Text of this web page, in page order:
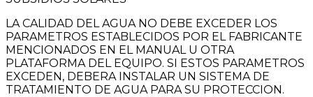
LA CALIDAD DEL AGUA NO DEBE EXCEDER LOS
PARAMETROS ESTABLECIDOS POR EL FABRICANTE
MENCIONADOS EN EL MANUAL U OTRA
PLATAFORMA DEL EQUIPO. SI ESTOS PARAMETROS
EXCEDEN, DEBERA INSTALAR UN SISTEMA DE
TRATAMIENTO DE AGUA PARA SU PROTECCION.